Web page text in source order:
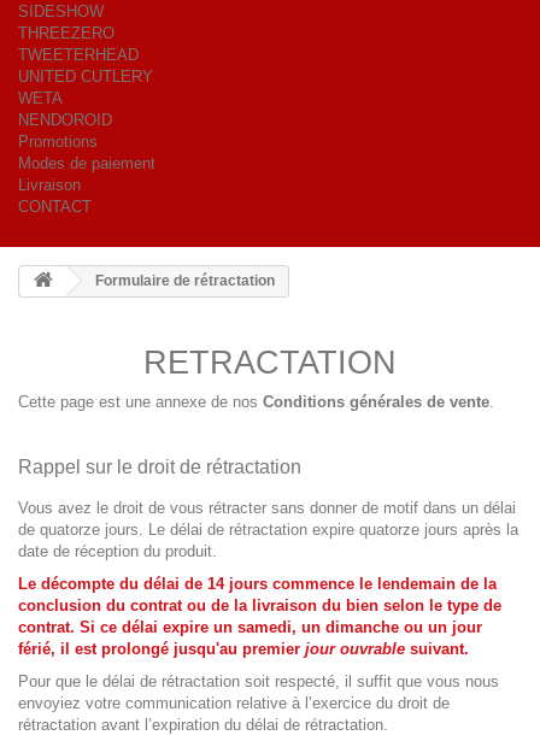
SIDESHOW
THREEZERO
TWEETERHEAD
UNITED CUTLERY
WETA
NENDOROID
Promotions
Modes de paiement
Livraison
CONTACT
Formulaire de rétractation
RETRACTATION
Cette page est une annexe de nos Conditions générales de vente
Rappel sur le droit de rétractation
Vous avez le droit de vous rétracter sans donner de motif dans un délai
de quatorze jours. Le délai de rétractation expire quatorze jours après la
date de réception du produit.
Le décompte du délai de 14 jours commence le lendemain de la
conclusion du contrat ou de la livraison du bien selon le type de
contrat. Si ce délai expire un samedi, un dimanche ou un jour
férié, il est prolongé jusqu'au premier jour ouvrable suivant.
Pour que le délai de rétractation soit respecté, il suffit que vous nous
envoyiez votre communication relative à l’exercice du droit de
rétractation avant l’expiration du délai de rétractation.